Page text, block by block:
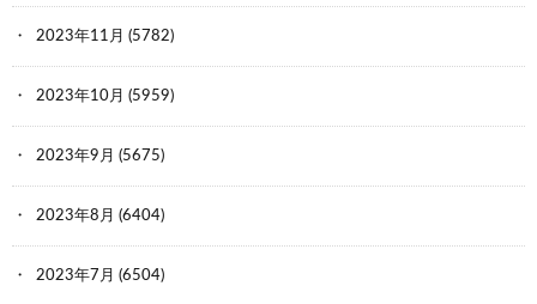
2023年11月 (5782)
2023年10月 (5959)
2023年9月 (5675)
2023年8月 (6404)
2023年7月 (6504)